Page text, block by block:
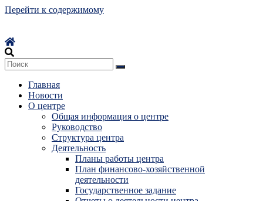
Перейти к содержимому
Главная
Новости
О центре
Общая информация о центре
Руководство
Структура центра
Деятельность
Планы работы центра
План финансово-хозяйственной
деятельности
Государственное задание